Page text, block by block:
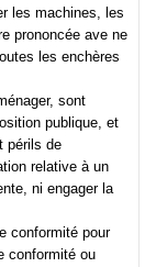
les machines, les
prononcée ave ne
les enchères
sont
publique, et
périls de
relative à un
ni engager la
conformité pour
conformité ou